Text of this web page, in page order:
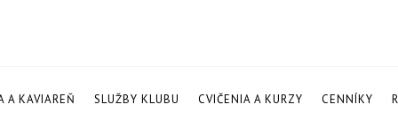
A KAVIAREŇ SLUŽBY KLUBU CVIČENIA A KURZY CENNÍKY